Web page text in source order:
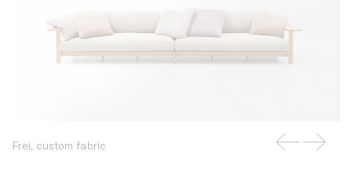
Frei, custom fabric